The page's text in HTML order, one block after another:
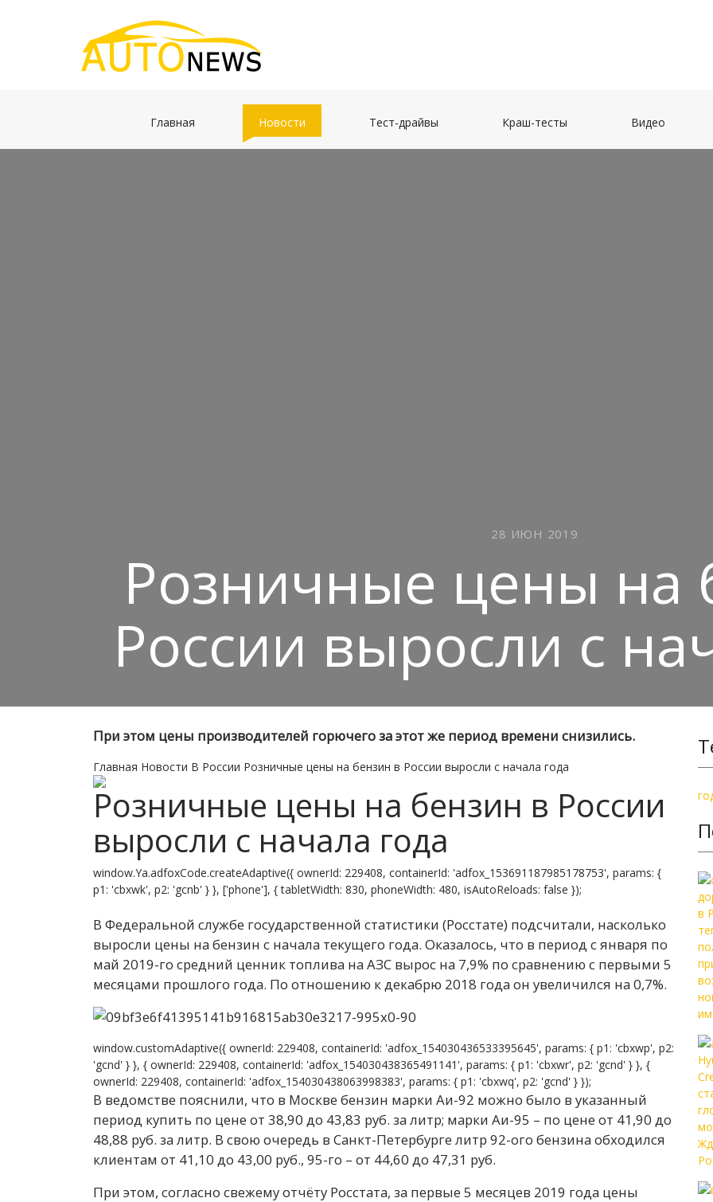
Главная Новости Тест-драйвы Краш-тесты Видео
28 ИЮН 2019
Розничные цены на
России выросли с
При этом цены производителей горючего за этот же период времени снизились.
Главная Новости В России Розничные цены на бензин в России выросли с начала года
Розничные цены на бензин в России
выросли с начала года
window.Ya.adfoxCode.createAdaptive({ ownerId: 229408, containerId: 'adfox_153691187985178753', params: {
p1: 'cbxwk', p2: 'gcnb' } }, ['phone'], { tabletWidth: 830, phoneWidth: 480, isAutoReloads: false });
В Федеральной службе государственной статистики (Росстате) подсчитали, насколько
выросли цены на бензин с начала текущего года. Оказалось, что в период с января по
май 2019-го средний ценник топлива на АЗС вырос на 7,9% по сравнению с первыми 5
месяцами прошлого года. По отношению к декабрю 2018 года он увеличился на 0,7%.
window.customAdaptive({ ownerId: 229408, containerId: 'adfox_154030436533395645', params: { p1: 'cbxwp', p2:
'gcnd' } }, { ownerId: 229408, containerId: 'adfox_154030438365491141', params: { p1: 'cbxwr', p2: 'gcnd' } }, {
ownerId: 229408, containerId: 'adfox_154030438063998383', params: { p1: 'cbxwq', p2: 'gcnd' } });
В ведомстве пояснили, что в Москве бензин марки Аи-92 можно было в указанный
период купить по цене от 38,90 до 43,83 руб. за литр; марки Аи-95 – по цене от 41,90 до
48,88 руб. за литр. В свою очередь в Санкт-Петербурге литр 92-ого бензина обходился
клиентам от 41,10 до 43,00 руб., 95-го – от 44,60 до 47,31 руб.
При этом, согласно свежему отчёту Росстата, за первые 5 месяцев 2019 года цены